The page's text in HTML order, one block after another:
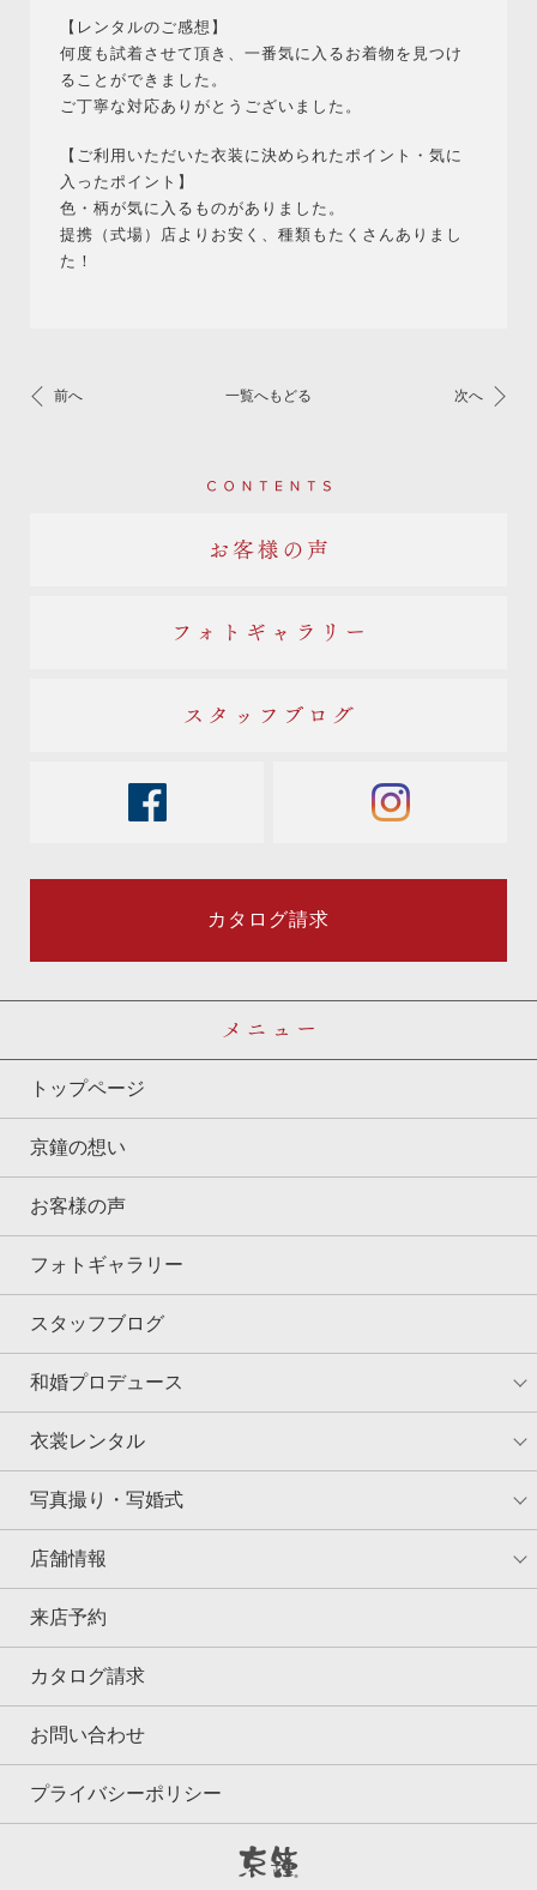
【レンタルのご感想】
何度も試着させて頂き、一番気に入るお着物を見つけ
ることができました。
ご丁寧な対応ありがとうございました。
【ご利用いただいた衣装に決められたポイント・気に
入ったポイント】
色・柄が気に入るものがありました。
提携（式場）店よりお安く、種類もたくさんありまし
た！
前へ 一覧へもどる 次へ
Contents
お客様の声
フォトギャラリー
スタッフブログ
facebook instagram
カタログ請求
トップページ
京鐘の想い
お客様の声
フォトギャラリー
スタッフブログ
和婚プロデュース
衣裳レンタル
写真撮り・写婚式
店舗情報
来店予約
カタログ請求
お問い合わせ
プライバシーポリシー